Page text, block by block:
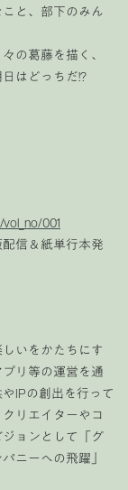
と、部下のみん
の葛藤を描く、
はどっちだ!?
001
信＆紙単行本発
いをかたちにす
リ等の運営を通
IPの創出を行って
リエイターやコ
ョンとして「グ
ニーへの飛躍」